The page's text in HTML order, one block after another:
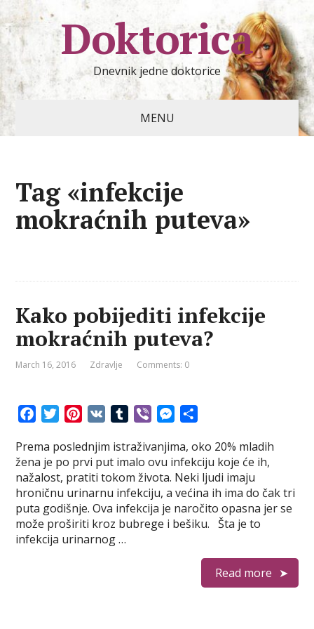
Doktorica
Dnevnik jedne doktorice
MENU
Tag «infekcije
mokraćnih puteva»
Kako pobijediti infekcije
mokraćnih puteva?
March 16, 2016 Zdravlje Comments: 0
c
e
b
o
o
k
T
i
t
t
e
r
n
t
e
r
e
s
m
b
l
r
b
e
r
M
s
s
e
n
g
a
r
e
Prema poslednjim istraživanjima, oko 20% mladih
žena je po prvi put imalo ovu infekciju koje će ih,
nažalost, pratiti tokom života. Neki ljudi imaju
hroničnu urinarnu infekciju, a većina ih ima do čak tri
puta godišnje. Ova infekcija je naročito opasna jer se
može proširiti kroz bubrege i bešiku. Šta je to
infekcija urinarnog …
Read more